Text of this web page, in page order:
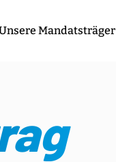
Mandatsträger